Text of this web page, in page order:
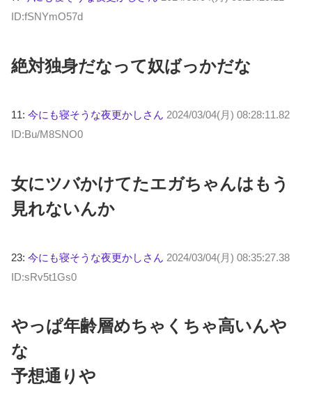
ID:fSNYmO57d
絶対独身だなって奴ばっかだな
11: 今にも寝そうな夜更かしさん 2024/03/04(月) 08:28:11.82
ID:Bu/M8SNO0
女にツバかけてたエガちゃんはもう
見れないんか
23: 今にも寝そうな夜更かしさん 2024/03/04(月) 08:35:27.38
ID:sRv5t1Gs0
やっぱ年齢層めちゃくちゃ高いんや
な
予想通りや